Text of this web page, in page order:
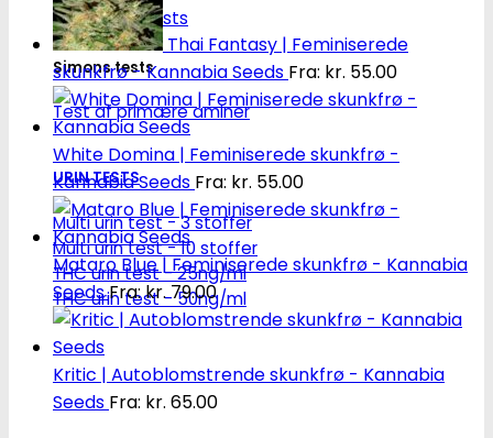
Robadope tests
Simons tests
Test af primære aminer
URIN TESTS
Multi urin test - 3 stoffer
Multi urin test - 10 stoffer
THC urin test - 25ng/ml
THC urin test - 50ng/ml
Thai Fantasy | Feminiserede
skunkfrø - Kannabia Seeds Fra: kr. 55.00
White Domina | Feminiserede skunkfrø -
Kannabia Seeds Fra: kr. 55.00
Mataro Blue | Feminiserede skunkfrø - Kannabia
SeedsFra:kr.79.00
Kritic | Autoblomstrende skunkfrø - Kannabia
Seeds Fra: kr. 65.00